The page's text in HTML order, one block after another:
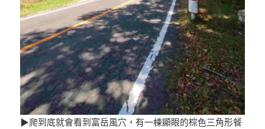
▶爬到底就會看到富岳風穴，有一棟顯眼的棕色三角形餐